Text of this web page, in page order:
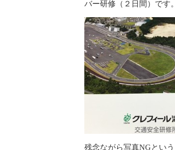
バー研修（２日間）です。
残念ながら写真NGとい